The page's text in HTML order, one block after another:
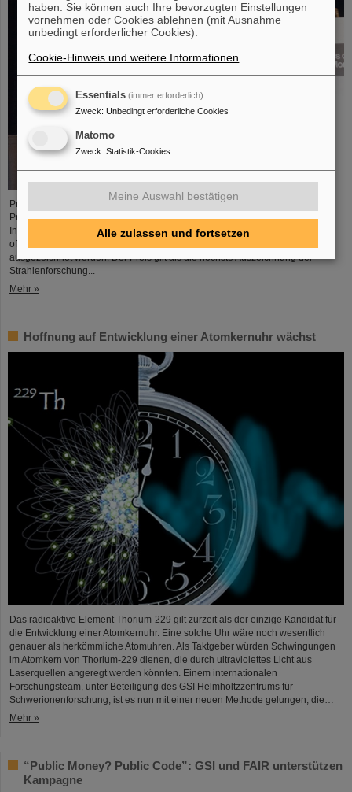
Professor Marco Durante, Leiter der GSI-Forschungsabteilung Biophysik und
Professor am Fachbereich Physik der TU Darmstadt, ist von der
Internationalen Gesellschaft zur Strahlenforschung (International Association
of Radiation Research, IARR) mit dem renommierten Henry-Kaplan-Preis
ausgezeichnet worden. Der Preis gilt als die höchste Auszeichnung der
Strahlenforschung...
Mehr »
Hoffnung auf Entwicklung einer Atomkernuhr wächst
Das radioaktive Element Thorium-229 gilt zurzeit als der einzige Kandidat für
die Entwicklung einer Atomkernuhr. Eine solche Uhr wäre noch wesentlich
genauer als herkömmliche Atomuhren. Als Taktgeber würden Schwingungen
im Atomkern von Thorium-229 dienen, die durch ultraviolettes Licht aus
Laserquellen angeregt werden könnten. Einem internationalen
Forschungsteam, unter Beteiligung des GSI Helmholtzzentrums für
Schwerionenforschung, ist es nun mit einer neuen Methode gelungen, die…
Mehr »
“Public Money? Public Code”: GSI und FAIR unterstützen
Kampagne
haben. Sie können auch Ihre bevorzugten Einstellungen
vornehmen oder Cookies ablehnen (mit Ausnahme
unbedingt erforderlicher Cookies).
Cookie-Hinweis und weitere Informationen
Essentials (immer erforderlich)
Zweck: Unbedingt erforderliche Cookies
Matomo
Zweck: Statistik-Cookies
Meine Auswahl bestätigen
Alle zulassen und fortsetzen